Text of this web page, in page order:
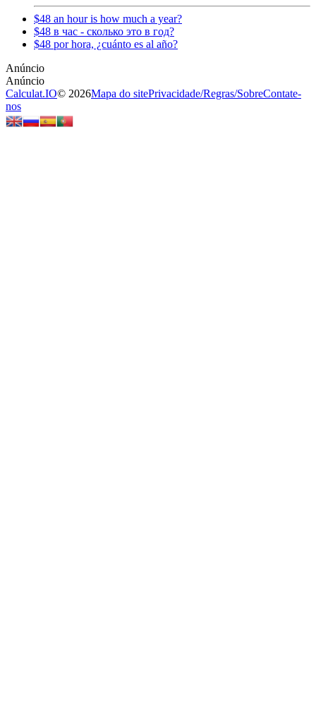
$48 an hour is how much a year?
$48 в час - сколько это в год?
$48 por hora, ¿cuánto es al año?
Calculat.IO© 2026Mapa do sitePrivacidade/Regras/SobreContate-
nos